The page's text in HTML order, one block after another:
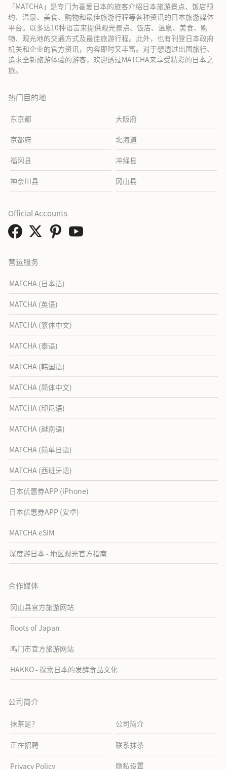
「MATCHA」是专门为喜爱日本的旅客介绍日本旅游景点、饭店预
约、温泉、美食、购物和最佳旅游行程等各种资讯的日本旅游媒体
平台。以多达10种语言来提供观光景点、饭店、温泉、美食、购
物、观光地的交通方式及最佳旅游行程。此外，也有刊登日本政府
机关和企业的官方资讯，内容即时又丰富。对于想透过出国旅行、
追求全新旅游体验的游客，欢迎透过MATCHA来享受精彩的日本之
旅。
热门目的地
东京都 大阪府
京都府 北海道
福冈县 冲绳县
神奈川县 冈山县
营运服务
MATCHA (日本语)
MATCHA (英语)
MATCHA (繁体中文)
MATCHA (泰语)
MATCHA (韩国语)
MATCHA (简体中文)
MATCHA (印尼语)
MATCHA (越南语)
MATCHA (简单日语)
MATCHA (西班牙语)
日本优惠券APP (iPhone)
日本优惠券APP (安卓)
MATCHA eSIM
深度游日本 - 地区观光官方指南
合作媒体
冈山县官方旅游网站
Roots of Japan
鸣门市官方旅游网站
HAKKO - 探索日本的发酵食品文化
公司简介
抹茶是？ 公司简介
正在招聘 联系抹茶
Privacy Policy 隐私设置
Official Accounts